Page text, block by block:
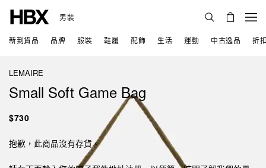
男裝
新到貨品 品牌 服裝 鞋履 配飾 生活 運動 中古逸品 折
LEMAIRE
Small Soft Game Bag
$730
抱歉，此商品沒有存貨。